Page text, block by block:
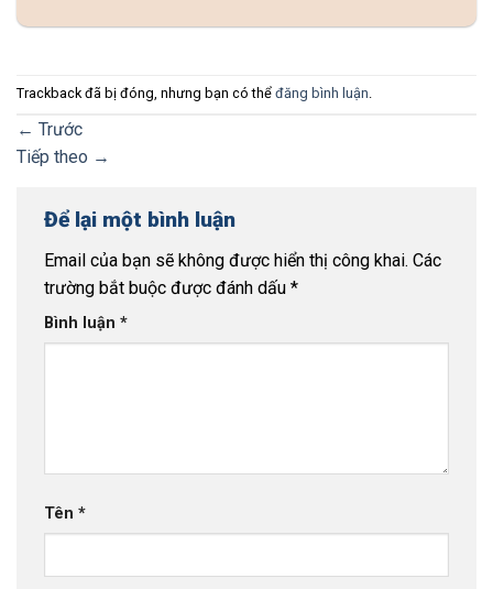
Trackback đã bị đóng, nhưng bạn có thể đăng bình luận.
← Trước
Tiếp theo →
Để lại một bình luận
Email của bạn sẽ không được hiển thị công khai. Các
trường bắt buộc được đánh dấu *
Bình luận *
Tên *